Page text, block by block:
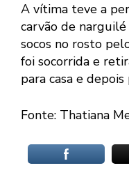
A vítima teve a
carvão de
socos no rosto
foi socorrida e
para casa e
Fonte: Thatiana